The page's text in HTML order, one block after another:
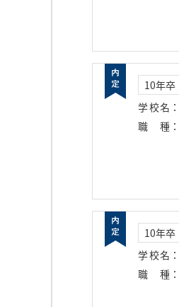
10年卒
学校名 ：
職種 ：
10年卒
学校名 ：
職種 ：